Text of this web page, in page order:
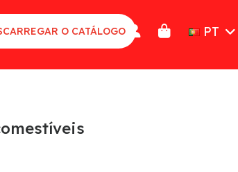
O CATÁLOGO PT